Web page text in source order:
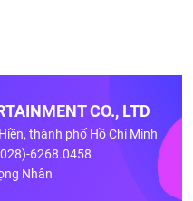
CO., LTD
thành phố Hồ Chí Minh
6268.0458
Nhân